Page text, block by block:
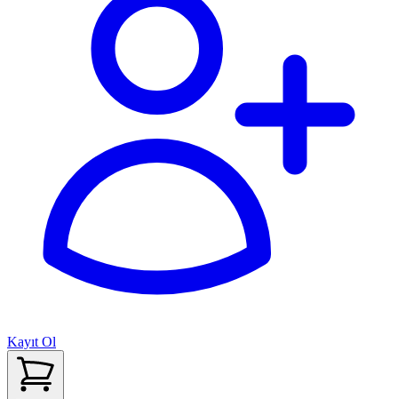
Kayıt Ol